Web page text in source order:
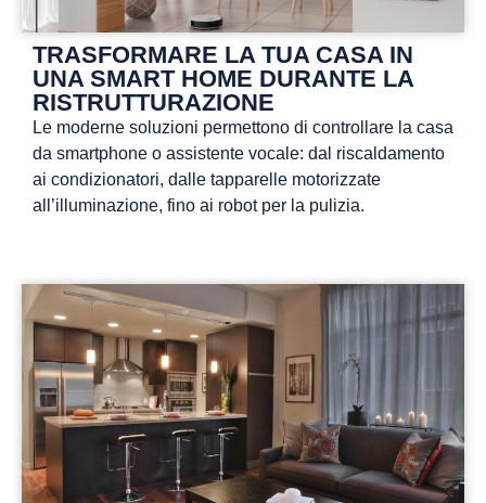
TRASFORMARE LA TUA CASA IN
UNA SMART HOME DURANTE LA
RISTRUTTURAZIONE
Le moderne soluzioni permettono di controllare la casa
da smartphone o assistente vocale: dal riscaldamento
ai condizionatori, dalle tapparelle motorizzate
all’illuminazione, fino ai robot per la pulizia.